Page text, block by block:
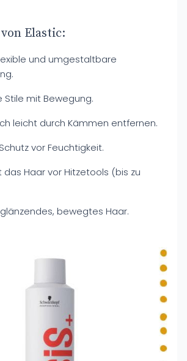
Elastic:
und umgestaltbare
Stile mit Bewegung.
leicht durch Kämmen entfernen.
vor Feuchtigkeit.
das Haar vor Hitzetools (bis zu
bewegtes Haar.